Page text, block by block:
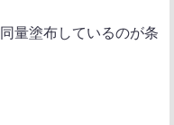
量塗布しているのが条